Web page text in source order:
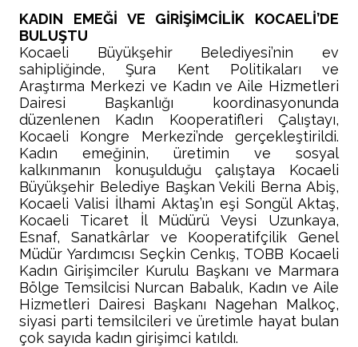
KADIN EMEĞİ VE GİRİŞİMCİLİK KOCAELİ’DE
BULUŞTU
Kocaeli Büyükşehir Belediyesi’nin ev
sahipliğinde, Şura Kent Politikaları ve
Araştırma Merkezi ve Kadın ve Aile Hizmetleri
Dairesi Başkanlığı koordinasyonunda
düzenlenen Kadın Kooperatifleri Çalıştayı,
Kocaeli Kongre Merkezi’nde gerçekleştirildi.
Kadın emeğinin, üretimin ve sosyal
kalkınmanın konuşulduğu çalıştaya Kocaeli
Büyükşehir Belediye Başkan Vekili Berna Abiş,
Kocaeli Valisi İlhami Aktaş’ın eşi Songül Aktaş,
Kocaeli Ticaret İl Müdürü Veysi Uzunkaya,
Esnaf, Sanatkârlar ve Kooperatifçilik Genel
Müdür Yardımcısı Seçkin Cenkış, TOBB Kocaeli
Kadın Girişimciler Kurulu Başkanı ve Marmara
Bölge Temsilcisi Nurcan Babalık, Kadın ve Aile
Hizmetleri Dairesi Başkanı Nagehan Malkoç,
siyasi parti temsilcileri ve üretimle hayat bulan
çok sayıda kadın girişimci katıldı.